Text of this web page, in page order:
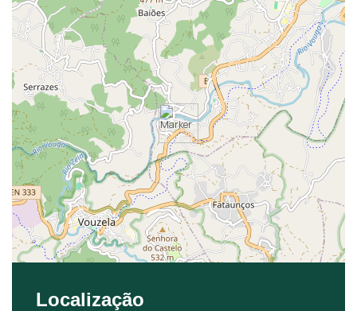
Localização